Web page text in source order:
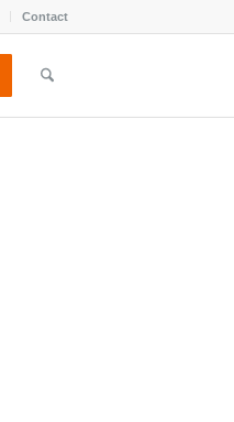
Contact